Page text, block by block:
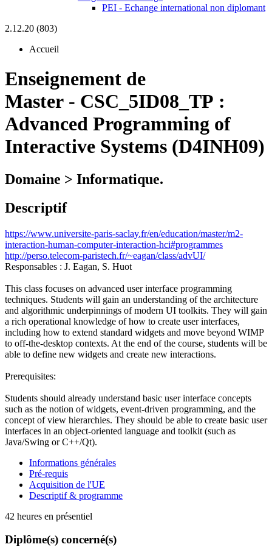
PEI - Echange international non diplomant
2.12.20 (803)
Accueil
Enseignement de
Master - CSC_5ID08_TP :
Advanced Programming of
Interactive Systems (D4INH09)
Domaine > Informatique.
Descriptif
https://www.universite-paris-saclay.fr/en/education/master/m2-
interaction-human-computer-interaction-hci#programmes
http://perso.telecom-paristech.fr/~eagan/class/advUI/
Responsables : J. Eagan, S. Huot
This class focuses on advanced user interface programming
techniques. Students will gain an understanding of the architecture
and algorithmic underpinnings of modern UI toolkits. They will gain
a rich operational knowledge of how to create user interfaces,
including how to extend standard widgets and move beyond WIMP
to off-the-desktop contexts. At the end of the course, students will be
able to define new widgets and create new interactions.
Prerequisites:
Students should already understand basic user interface concepts
such as the notion of widgets, event-driven programming, and the
concept of view hierarchies. They should be able to create basic user
interfaces in an object-oriented language and toolkit (such as
Java/Swing or C++/Qt).
Informations générales
Pré-requis
Acquisition de l'UE
Descriptif & programme
42 heures en présentiel
Diplôme(s) concerné(s)